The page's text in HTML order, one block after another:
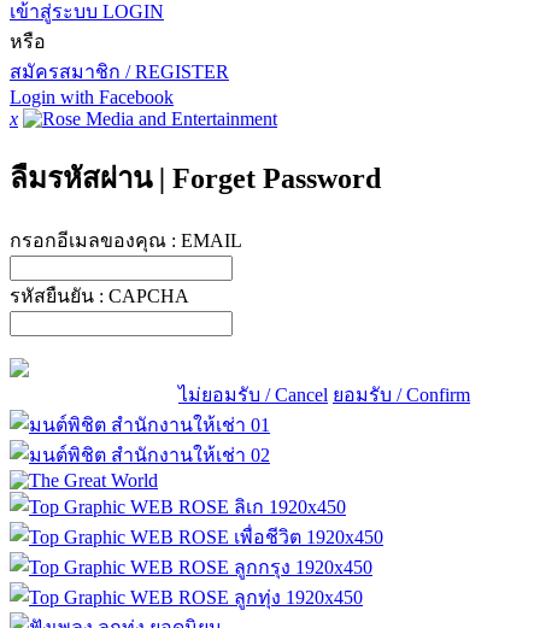
เข้าสู่ระบบ LOGIN
หรือ
สมัครสมาชิก / REGISTER
Login with Facebook
x
ลืมรหัสผ่าน | Forget Password
กรอกอีเมลของคุณ : EMAIL
รหัสยืนยัน : CAPCHA
ไม่ยอมรับ / Cancel ยอมรับ / Confirm